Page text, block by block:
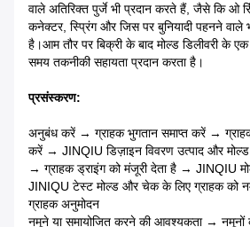
वाले अतिरिक्त पुर्जे भी प्रदान करते हैं, जैसे कि ओ
कनेक्टर, स्प्रिंग और जिस पर बुनियादी पहनने वाले
है।आम तौर पर बिक्री के बाद मोल्ड डिलीवरी के
समय तकनीकी सहायता प्रदान करता है।
प्रसंस्करण:
अनुबंध करें → ग्राहक भुगतान समाप्त करें → ग्राहक
करें → JINQIU डिज़ाइन विवरण उत्पाद और मोल्ड
→ ग्राहक ड्राइंग को मंजूरी देता है → JINQIU
JINIQU टेस्ट मोल्ड और चेक के लिए ग्राहक को
ग्राहक अनुमोदन
नमूने या समायोजित करने की आवश्यकता → नमूनों